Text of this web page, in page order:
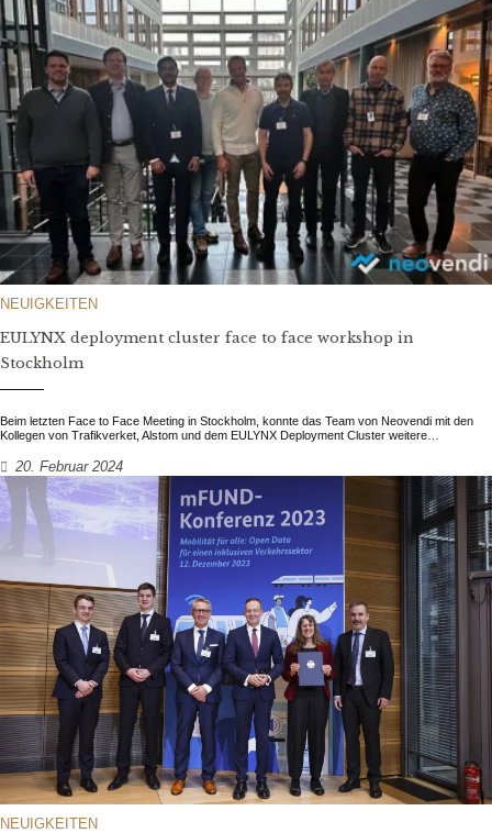
NEUIGKEITEN
EULYNX deployment cluster face to face workshop in
Stockholm
Beim letzten Face to Face Meeting in Stockholm, konnte das Team von Neovendi mit den
Kollegen von Trafikverket, Alstom und dem EULYNX Deployment Cluster weitere…
20. Februar 2024
NEUIGKEITEN